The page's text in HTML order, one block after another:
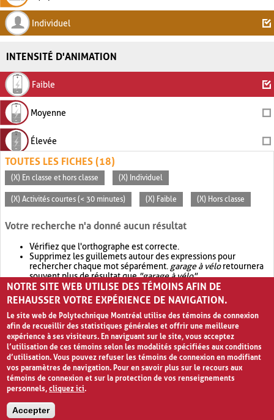
Individuel
INTENSITÉ D'ANIMATION
Faible
Moyenne
Élevée
TOUTES LES FICHES (18)
(X) En classe et hors classe (X) Individuel
(X) Activités courtes (< 30 minutes) (X) Faible (X) Hors classe
Votre recherche n'a donné aucun résultat
Vérifiez que l'orthographe est correcte.
Supprimez les guillemets autour des expressions pour
rechercher chaque mot séparément. garage à véloretournera
souvent plus de résultat que"garage à vélo".
Envisagez d'élargir votre recherche avec OR.garage OR vélo
retournera souvent plus de résultat quegarage à vélo
NOTRE SITE WEB UTILISE DES TÉMOINS AFIN DE
REHAUSSER VOTRE EXPÉRIENCE DE NAVIGATION.
Le site web de Polytechnique Montréal utilise des témoins de connexion
afin de recueillir des statistiques générales et offrir une meilleure
expérience à ses visiteurs. En naviguant sur le site, vous acceptez
l’utilisation de ces témoins selon les modalités spécifiées aux conditions
d’utilisation. Vous pouvez refuser les témoins de connexion en modifiant
vos paramètres de navigation. Pour en savoir plus sur le recours aux
témoins de connexion et sur la protection de vos renseignements
personnels,cliquez ici.
Accepter